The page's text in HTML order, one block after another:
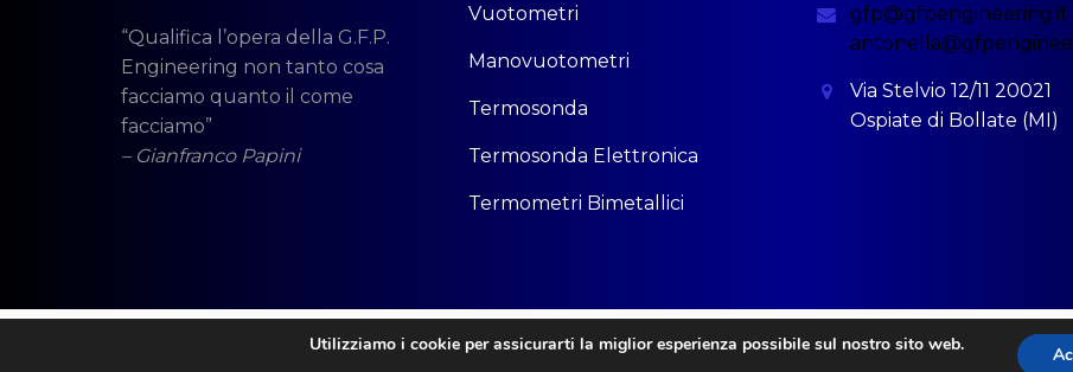
“Qualifica l’opera della G.F.P.
Engineering non tanto cosa
facciamo quanto il come
facciamo”
– Gianfranco Papini
Vuotometri
Manovuotometri
Termosonda
Termosonda Elettronica
Termometri Bimetallici
gfp@gfpengineering.it
Via Stelvio 12/11 20021
Ospiate di Bollate (MI)
Innovea @ 2025. Tutti i Diritti Riservati.Utilizziamo i cookie per assicurarti la miglior esperienza possibile sul nostro sito web.